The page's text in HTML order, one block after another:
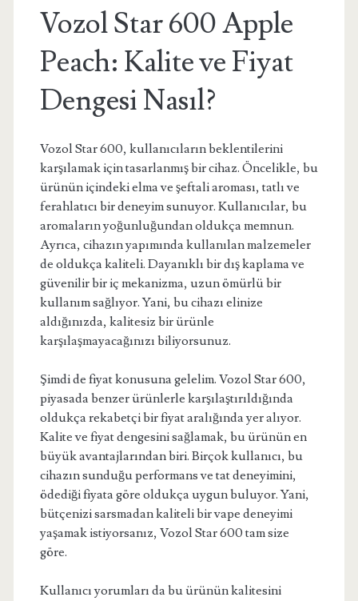
Vozol Star 600 Apple
Peach: Kalite ve Fiyat
Dengesi Nasıl?
Vozol Star 600, kullanıcıların beklentilerini
karşılamak için tasarlanmış bir cihaz. Öncelikle, bu
ürünün içindeki elma ve şeftali aroması, tatlı ve
ferahlatıcı bir deneyim sunuyor. Kullanıcılar, bu
aromaların yoğunluğundan oldukça memnun.
Ayrıca, cihazın yapımında kullanılan malzemeler
de oldukça kaliteli. Dayanıklı bir dış kaplama ve
güvenilir bir iç mekanizma, uzun ömürlü bir
kullanım sağlıyor. Yani, bu cihazı elinize
aldığınızda, kalitesiz bir ürünle
karşılaşmayacağınızı biliyorsunuz.
Şimdi de fiyat konusuna gelelim. Vozol Star 600,
piyasada benzer ürünlerle karşılaştırıldığında
oldukça rekabetçi bir fiyat aralığında yer alıyor.
Kalite ve fiyat dengesini sağlamak, bu ürünün en
büyük avantajlarından biri. Birçok kullanıcı, bu
cihazın sunduğu performans ve tat deneyimini,
ödediği fiyata göre oldukça uygun buluyor. Yani,
bütçenizi sarsmadan kaliteli bir vape deneyimi
yaşamak istiyorsanız, Vozol Star 600 tam size
göre.
Kullanıcı yorumları da bu ürünün kalitesini